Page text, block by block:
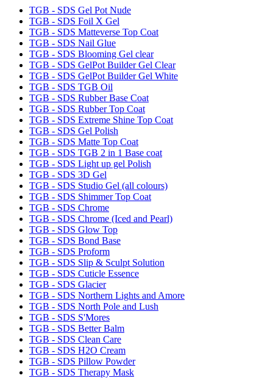
TGB - SDS Gel Pot Nude
TGB - SDS Foil X Gel
TGB - SDS Matteverse Top Coat
TGB - SDS Nail Glue
TGB - SDS Blooming Gel clear
TGB - SDS GelPot Builder Gel Clear
TGB - SDS GelPot Builder Gel White
TGB - SDS TGB Oil
TGB - SDS Rubber Base Coat
TGB - SDS Rubber Top Coat
TGB - SDS Extreme Shine Top Coat
TGB - SDS Gel Polish
TGB - SDS Matte Top Coat
TGB - SDS TGB 2 in 1 Base coat
TGB - SDS Light up gel Polish
TGB - SDS 3D Gel
TGB - SDS Studio Gel (all colours)
TGB - SDS Shimmer Top Coat
TGB - SDS Chrome
TGB - SDS Chrome (Iced and Pearl)
TGB - SDS Glow Top
TGB - SDS Bond Base
TGB - SDS Proform
TGB - SDS Slip & Sculpt Solution
TGB - SDS Cuticle Essence
TGB - SDS Glacier
TGB - SDS Northern Lights and Amore
TGB - SDS North Pole and Lush
TGB - SDS S'Mores
TGB - SDS Better Balm
TGB - SDS Clean Care
TGB - SDS H2O Cream
TGB - SDS Pillow Powder
TGB - SDS Therapy Mask